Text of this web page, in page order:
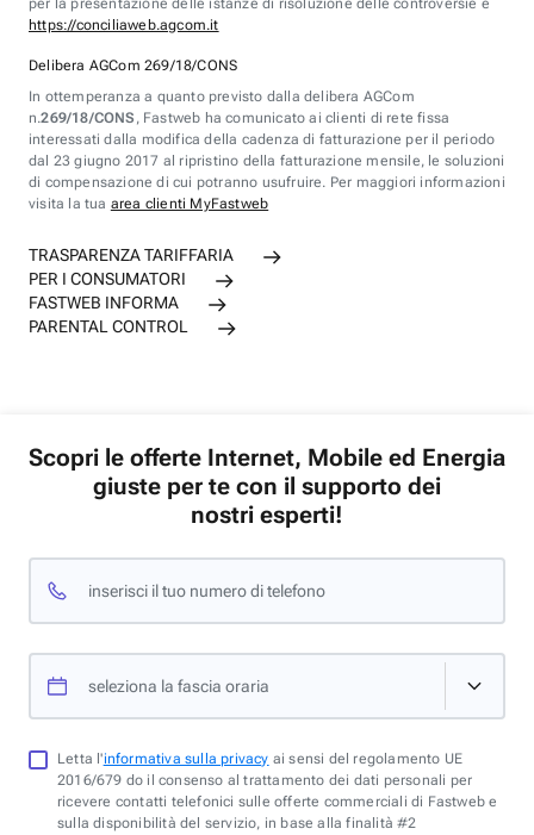
per la presentazione delle istanze di risoluzione delle controversie è
https://conciliaweb.agcom.it
Delibera AGCom 269/18/CONS
In ottemperanza a quanto previsto dalla delibera AGCom
n.269/18/CONS , Fastweb ha comunicato ai clienti di rete fissa
interessati dalla modifica della cadenza di fatturazione per il periodo
dal 23 giugno 2017 al ripristino della fatturazione mensile, le soluzioni
di compensazione di cui potranno usufruire. Per maggiori informazioni
visita la tua area clienti MyFastweb
TRASPARENZA TARIFFARIA
PER I CONSUMATORI
FASTWEB INFORMA
PARENTAL CONTROL
Scopri le offerte Internet, Mobile ed Energia
giuste per te con il supporto dei
nostri esperti!
inserisci il tuo numero di telefono
seleziona la fascia oraria
Letta l'informativa sulla privacy ai sensi del regolamento UE
2016/679 do il consenso al trattamento dei dati personali per
ricevere contatti telefonici sulle offerte commerciali di Fastweb e
sulla disponibilità del servizio, in base alla finalità #2